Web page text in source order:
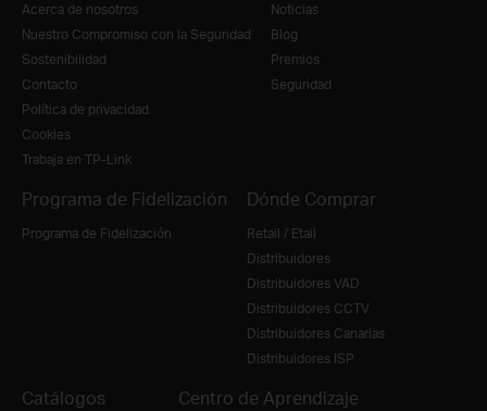
Acerca de nosotros
Nuestro Compromiso con la Seguridad
Sostenibilidad
Contacto
Política de privacidad
Cookies
Trabaja en TP-Link
Noticias
Blog
Premios
Seguridad
Programa de Fidelización
Programa de Fidelización
Dónde Comprar
Retail / Etail
Distribuidores
Distribuidores VAD
Distribuidores CCTV
Distribuidores Canarias
Distribuidores ISP
Catálogos Centro de Aprendizaje